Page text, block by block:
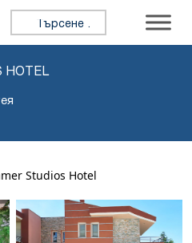
Търсене за:
HOTEL
Studios Hotel